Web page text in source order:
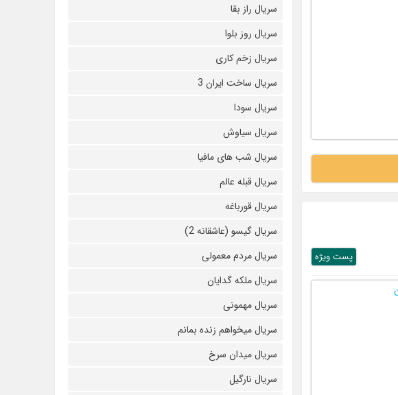
پست ويژه
سریال راز بقا
سریال روز بلوا
سریال زخم کاری
سریال ساخت ایران 3
سریال سودا
سریال سیاوش
سریال شب های مافیا
سریال قبله عالم
سریال قورباغه
سریال گیسو (عاشقانه 2)
سریال مردم معمولی
سریال ملکه گدایان
سریال مهمونی
سریال میخواهم زنده بمانم
سریال میدان سرخ
سریال نارگیل